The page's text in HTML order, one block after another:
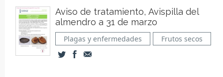
Aviso de tratamiento, Avispilla del
almendro a 31 de marzo
Plagas y enfermedades Frutos secos